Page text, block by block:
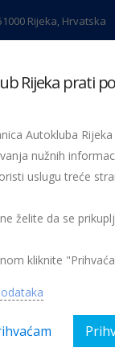
Rijeka, Hrvatska
pregled
Rijeka prati
Autokluba
nužnih
uslugu treće
želite da se
kliknite